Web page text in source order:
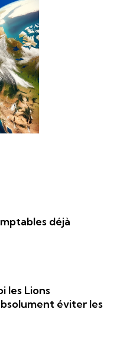
déjà
les Lions
éviter les